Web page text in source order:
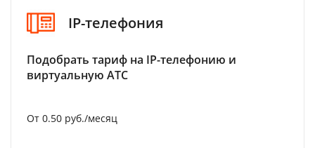
IP-телефония
Подобрать тариф на IP-телефонию и
виртуальную АТС
От 0.50 руб./месяц